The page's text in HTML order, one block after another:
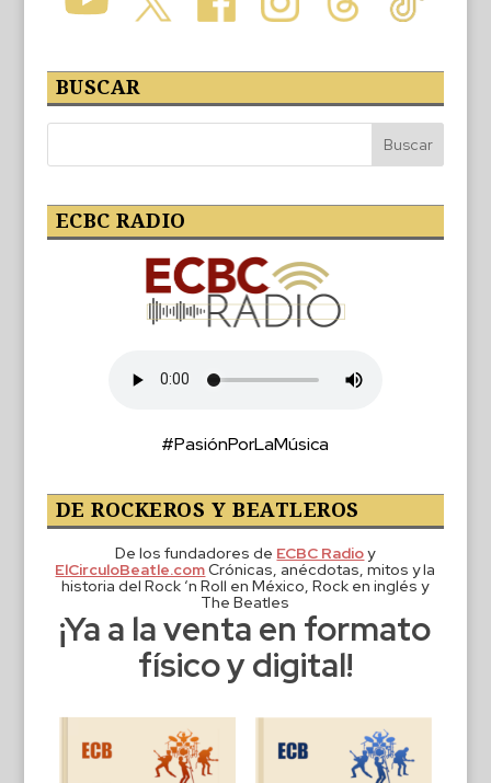
BUSCAR
ECBC RADIO
#PasiónPorLaMúsica
DE ROCKEROS Y BEATLEROS
De los fundadores de ECBC Radioy
ElCirculoBeatle.comCrónicas, anécdotas, mitos y la
historia del Rock ‘n Roll en México, Rock en inglés y
The Beatles
¡Ya a la venta en formato
físico y digital!